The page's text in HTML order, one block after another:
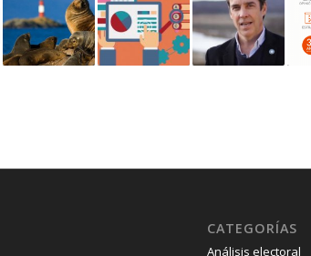
CATEGORÍAS
Análisis electoral